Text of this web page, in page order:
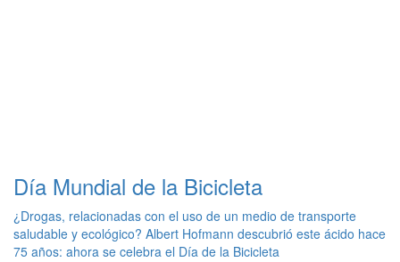
Día Mundial de la Bicicleta
¿Drogas, relacionadas con el uso de un medio de transporte
saludable y ecológico? Albert Hofmann descubrió este ácido hace
75 años: ahora se celebra el Día de la Bicicleta